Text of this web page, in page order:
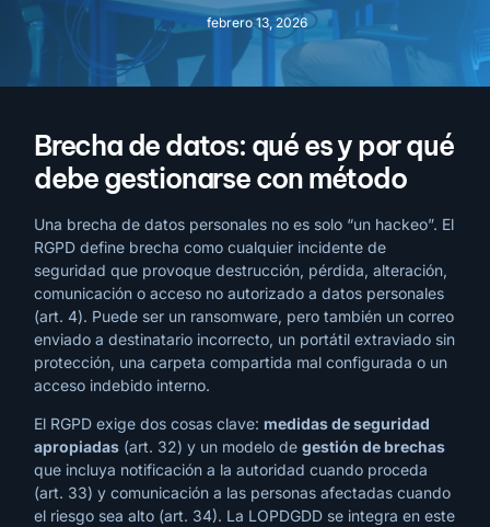
febrero 13, 2026
Brecha de datos: qué es y por qué
debe gestionarse con método
Una brecha de datos personales no es solo “un hackeo”. El
RGPD define brecha como cualquier incidente de
seguridad que provoque destrucción, pérdida, alteración,
comunicación o acceso no autorizado a datos personales
(art. 4). Puede ser un ransomware, pero también un correo
enviado a destinatario incorrecto, un portátil extraviado sin
protección, una carpeta compartida mal configurada o un
acceso indebido interno.
El RGPD exige dos cosas clave: medidas de seguridad
apropiadas (art. 32) y un modelo de gestión de brechas
que incluya notificación a la autoridad cuando proceda
(art. 33) y comunicación a las personas afectadas cuando
el riesgo sea alto (art. 34). La LOPDGDD se integra en este